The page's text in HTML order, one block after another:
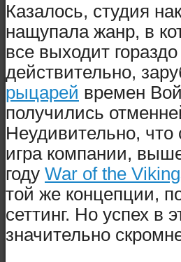
Казалось, студия
нащупала жанр, в
все выходит
действительно,
рыцарей времен
получились
Неудивительно,
игра компании,
году War of the
той же концепции,
сеттинг. Но успех в
значительно